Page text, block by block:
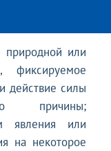
или
фиксируемое
действие силы
причины;
явления или
на некоторое